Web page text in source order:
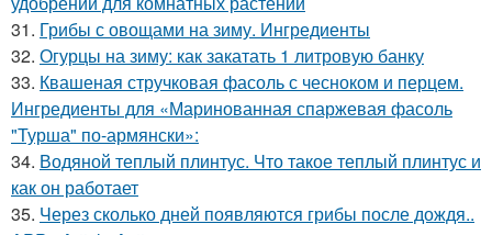
31. Грибы с овощами на зиму. Ингредиенты
32. Огурцы на зиму: как закатать 1 литровую банку
33. Квашеная стручковая фасоль с чесноком и перцем.
Ингредиенты для «Маринованная спаржевая фасоль
"Турша" по-армянски»:
34. Водяной теплый плинтус. Что такое теплый плинтус и
как он работает
35. Через сколько дней появляются грибы после дождя..